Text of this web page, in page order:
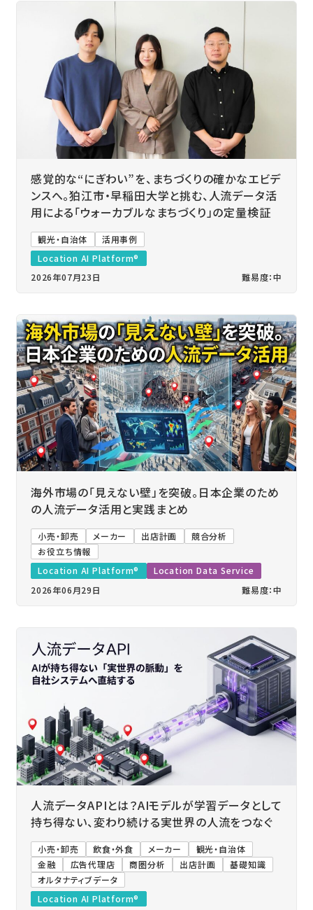
感覚的な“にぎわい”を、まちづくりの確かなエビデ
ンスへ。狛江市・早稲田大学と挑む、人流データ活
用による「ウォーカブルなまちづくり」の定量検証
観光・自治体
活用事例
Location AI Platform®
2026年07月23日
難易度：中
海外市場の「見えない壁」を突破。日本企業のため
の人流データ活用と実践まとめ
小売・卸売 メーカー 出店計画
競合分析
お役立ち情報
Location AI Platform®
Location Data Service
2026年06月29日
難易度：中
人流データAPIとは？AIモデルが学習データとして
持ち得ない、変わり続ける実世界の人流をつなぐ
小売・卸売 飲食・外食 メーカー
観光・自治体
金融
広告代理店 商圏分析 出店計画
基礎知識
オルタナティブデータ
Location AI Platform®